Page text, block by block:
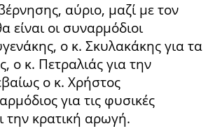
αύριο, μαζί με τον
οι συναρμόδιοι
ο κ. Σκυλακάκης για τα
ο κ. Πετραλιάς για την
ο κ. Χρήστος
για τις φυσικές
την κρατική αρωγή.